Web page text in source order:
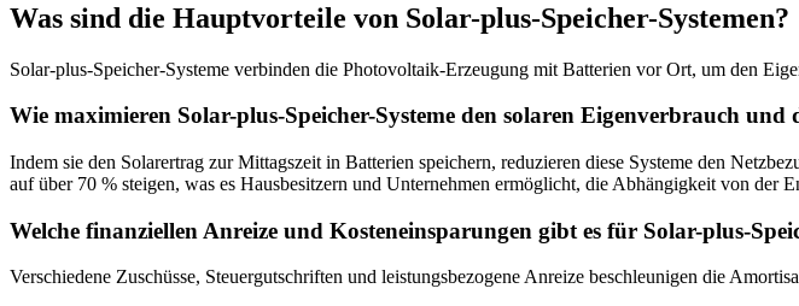
Was sind die Hauptvorteile von Solar-plus-Speicher-Systemen?
Solar-plus-Speicher-Systeme verbinden die Photovoltaik-Erzeugung mit Batterien vor Ort, um den
Wie maximieren Solar-plus-Speicher-Systeme den solaren Eigenverbrauch
Indem sie den Solarertrag zur Mittagszeit in Batterien speichern, reduzieren diese Systeme den
auf über 70 % steigen, was es Hausbesitzern und Unternehmen ermöglicht, die Abhängigkeit von der
Welche finanziellen Anreize und Kosteneinsparungen gibt es für Solar-plus-
Verschiedene Zuschüsse, Steuergutschriften und leistungsbezogene Anreize beschleunigen die